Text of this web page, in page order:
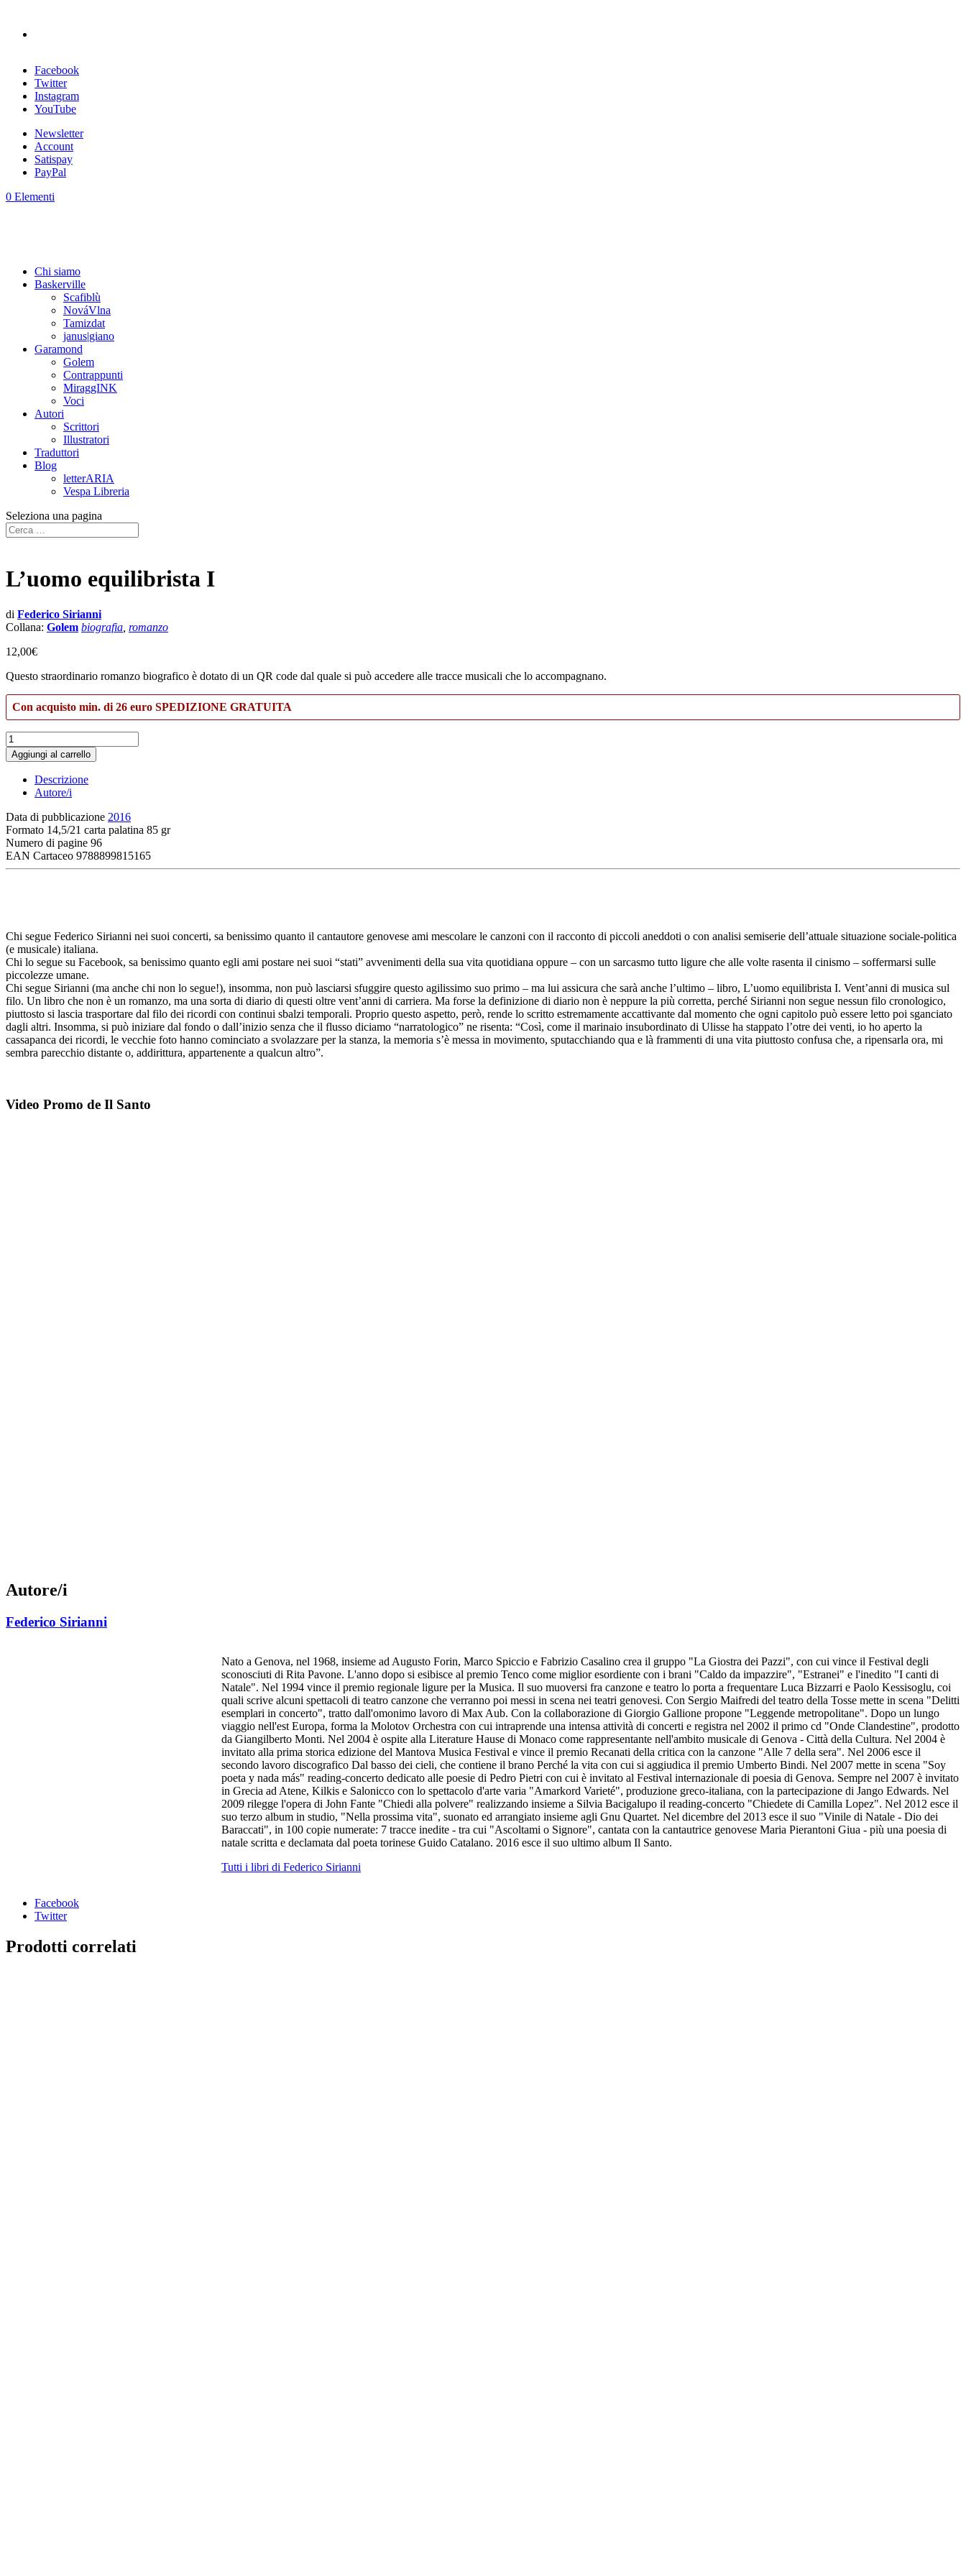
Facebook
Twitter
Instagram
YouTube
Newsletter
Account
Satispay
PayPal
0 Elementi
Chi siamo
Baskerville
Scafiblù
NováVlna
Tamizdat
janus|giano
Garamond
Golem
Contrappunti
MiraggINK
Voci
Autori
Scrittori
Illustratori
Traduttori
Blog
letterARIA
Vespa Libreria
Seleziona una pagina
L’uomo equilibrista I
di Federico Sirianni
Collana: Golem biografia romanzo
12,00€
Questo straordinario romanzo biografico è dotato di un QR code dal quale si può accedere alle tracce musicali che lo accompagnano.
Con acquisto min. di 26 euro SPEDIZIONE GRATUITA
L’uomo
equilibrista
I
quantità
Aggiungi al carrello
Descrizione
Autore/i
Data di pubblicazione 2016
Formato 14,5/21 carta palatina 85 gr
Numero di pagine 96
EAN Cartaceo 9788899815165
Chi segue Federico Sirianni nei suoi concerti, sa benissimo quanto il cantautore genovese ami mescolare le canzoni con il racconto di piccoli aneddoti o con analisi semiserie dell’attuale situazione sociale-politica
(e musicale) italiana.
Chi lo segue su Facebook, sa benissimo quanto egli ami postare nei suoi “stati” avvenimenti della sua vita quotidiana oppure – con un sarcasmo tutto ligure che alle volte rasenta il cinismo – soffermarsi sulle
piccolezze umane.
Chi segue Sirianni (ma anche chi non lo segue!), insomma, non può lasciarsi sfuggire questo agilissimo suo primo – ma lui assicura che sarà anche l’ultimo – libro, L’uomo equilibrista I. Vent’anni di musica sul
filo. Un libro che non è un romanzo, ma una sorta di diario di questi oltre vent’anni di carriera. Ma forse la definizione di diario non è neppure la più corretta, perché Sirianni non segue nessun filo cronologico,
piuttosto si lascia trasportare dal filo dei ricordi con continui sbalzi temporali. Proprio questo aspetto, però, rende lo scritto estremamente accattivante dal momento che ogni capitolo può essere letto poi sganciato
dagli altri. Insomma, si può iniziare dal fondo o dall’inizio senza che il flusso diciamo “narratologico” ne risenta: “Così, come il marinaio insubordinato di Ulisse ha stappato l’otre dei venti, io ho aperto la
cassapanca dei ricordi, le vecchie foto hanno cominciato a svolazzare per la stanza, la memoria s’è messa in movimento, sputacchiando qua e là frammenti di una vita piuttosto confusa che, a ripensarla ora, mi
sembra parecchio distante o, addirittura, appartenente a qualcun altro”.
Video Promo de Il Santo
Autore/i
Federico Sirianni
Nato a Genova, nel 1968, insieme ad Augusto Forin, Marco Spiccio e Fabrizio Casalino crea il gruppo "La Giostra dei Pazzi", con cui vince il Festival degli
sconosciuti di Rita Pavone. L'anno dopo si esibisce al premio Tenco come miglior esordiente con i brani "Caldo da impazzire", "Estranei" e l'inedito "I canti di
Natale". Nel 1994 vince il premio regionale ligure per la Musica. Il suo muoversi fra canzone e teatro lo porta a frequentare Luca Bizzarri e Paolo Kessisoglu, coi
quali scrive alcuni spettacoli di teatro canzone che verranno poi messi in scena nei teatri genovesi. Con Sergio Maifredi del teatro della Tosse mette in scena "Delitti
esemplari in concerto", tratto dall'omonimo lavoro di Max Aub. Con la collaborazione di Giorgio Gallione propone "Leggende metropolitane". Dopo un lungo
viaggio nell'est Europa, forma la Molotov Orchestra con cui intraprende una intensa attività di concerti e registra nel 2002 il primo cd "Onde Clandestine", prodotto
da Giangilberto Monti. Nel 2004 è ospite alla Literature Hause di Monaco come rappresentante nell'ambito musicale di Genova - Città della Cultura. Nel 2004 è
invitato alla prima storica edizione del Mantova Musica Festival e vince il premio Recanati della critica con la canzone "Alle 7 della sera". Nel 2006 esce il
secondo lavoro discografico Dal basso dei cieli, che contiene il brano Perché la vita con cui si aggiudica il premio Umberto Bindi. Nel 2007 mette in scena "Soy
poeta y nada más" reading-concerto dedicato alle poesie di Pedro Pietri con cui è invitato al Festival internazionale di poesia di Genova. Sempre nel 2007 è invitato
in Grecia ad Atene, Kilkis e Salonicco con lo spettacolo d'arte varia "Amarkord Varieté", produzione greco-italiana, con la partecipazione di Jango Edwards. Nel
2009 rilegge l'opera di John Fante "Chiedi alla polvere" realizzando insieme a Silvia Bacigalupo il reading-concerto "Chiedete di Camilla Lopez". Nel 2012 esce il
suo terzo album in studio, "Nella prossima vita", suonato ed arrangiato insieme agli Gnu Quartet. Nel dicembre del 2013 esce il suo "Vinile di Natale - Dio dei
Baraccati", in 100 copie numerate: 7 tracce inedite - tra cui "Ascoltami o Signore", cantata con la cantautrice genovese Maria Pierantoni Giua - più una poesia di
natale scritta e declamata dal poeta torinese Guido Catalano. 2016 esce il suo ultimo album Il Santo.
Tutti i libri di Federico Sirianni
Facebook
Twitter
Prodotti correlati